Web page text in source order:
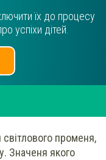
їх до процесу
успіхи дітей.
променя,
Значеня якого